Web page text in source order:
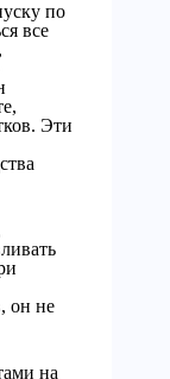
по
все
Эти
он не
на